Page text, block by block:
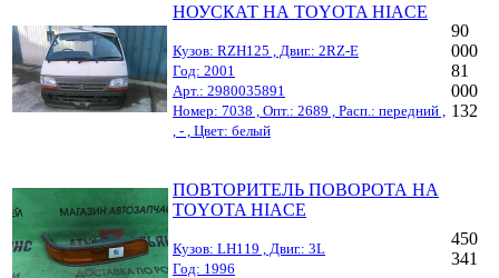
НОУСКАТ НА TOYOTA HIACE
Кузов: RZH125 , Двиг.: 2RZ-E
Год: 2001
Арт.: 2980035891
Номер: 7038 , Опт.: 2689 , Расп.: передний ,
, - , Цвет: белый
90
000
81
000
132
ПОВТОРИТЕЛЬ ПОВОРОТА НА
TOYOTA HIACE
Кузов: LH119 , Двиг.: 3L
Год: 1996
450
341